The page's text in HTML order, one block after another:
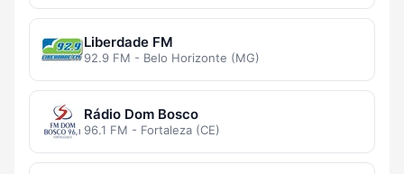
Liberdade FM
92.9 FM - Belo Horizonte (MG)
Rádio Dom Bosco
96.1 FM - Fortaleza (CE)